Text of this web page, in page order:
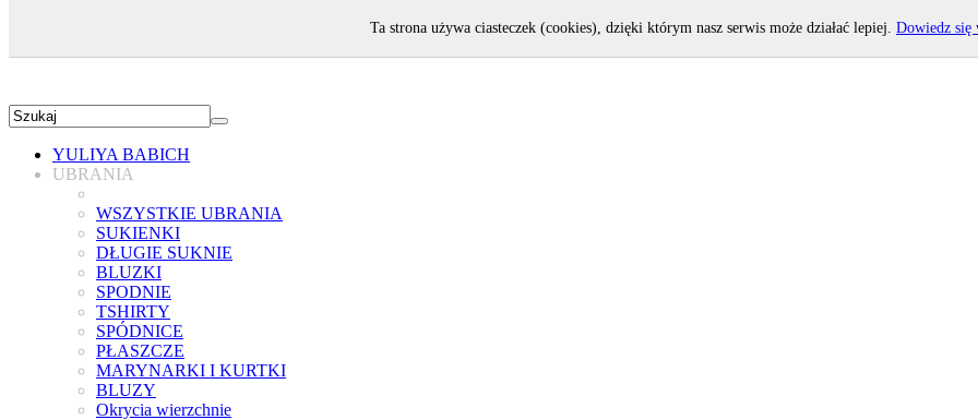
YULIYA BABICH
UBRANIA
WSZYSTKIE UBRANIA
SUKIENKI
DŁUGIE SUKNIE
BLUZKI
SPODNIE
TSHIRTY
SPÓDNICE
PŁASZCZE
MARYNARKI I KURTKI
BLUZY
Okrycia wierzchnie
Ta strona używa ciasteczek (cookies), dzięki którym nasz serwis może działać lepiej. Dowiedz się